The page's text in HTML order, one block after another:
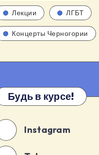
Лекции ЛГБТ
Концерты Черногории
Будь в курсе!
Instagram